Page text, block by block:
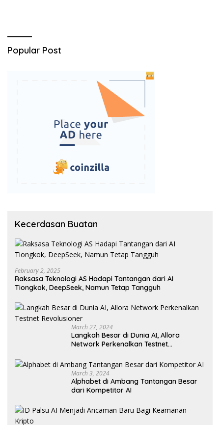
Popular Post
Kecerdasan Buatan
February 2, 2025
Raksasa Teknologi AS Hadapi Tantangan dari AI
Tiongkok, DeepSeek, Namun Tetap Tangguh
March 27, 2024
Langkah Besar di Dunia AI, Allora
Network Perkenalkan Testnet
March 3, 2024
Alphabet di Ambang Tantangan Besar
dari Kompetitor AI